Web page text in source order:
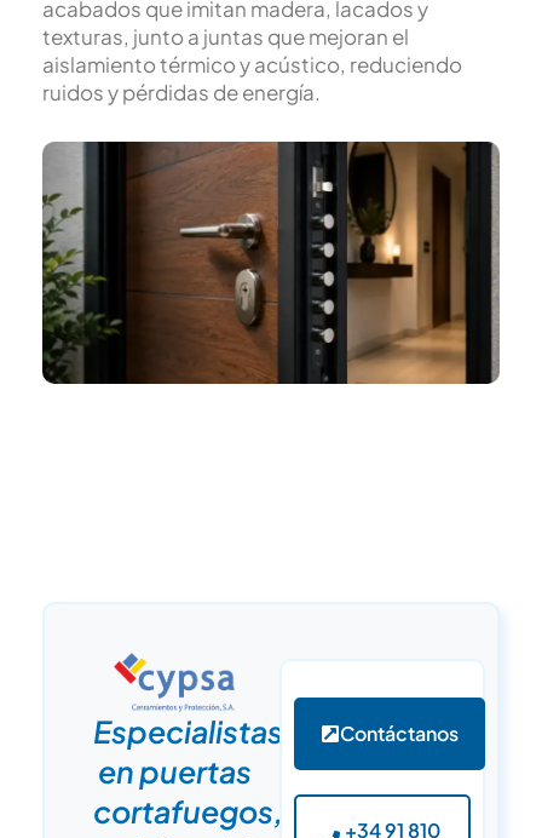
acabados que imitan madera, lacados y
texturas, junto a juntas que mejoran el
aislamiento térmico y acústico, reduciendo
ruidos y pérdidas de energía.
Especialistas
en puertas
cortafuegos,
Contáctanos
+34 91 810